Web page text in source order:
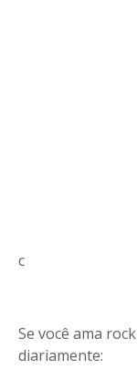
c
Se você ama
diariamente: